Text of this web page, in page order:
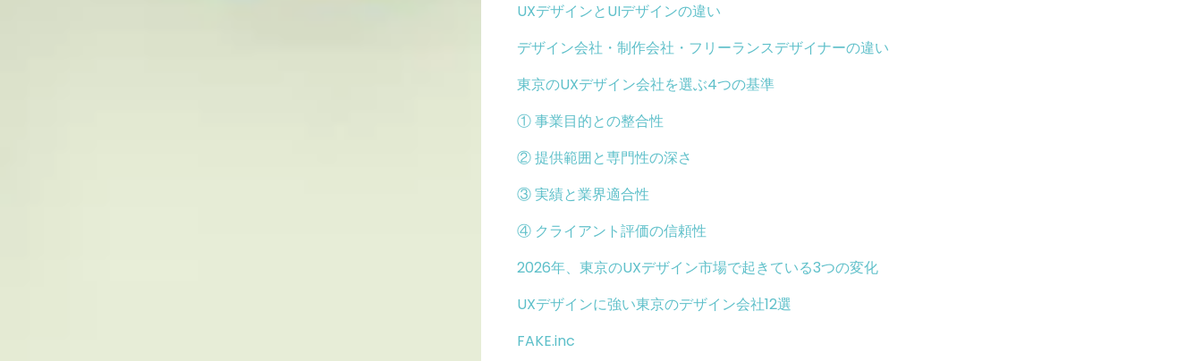
UXデザインとUIデザインの違い
デザイン会社・制作会社・フリーランスデザイナーの違い
東京のUXデザイン会社を選ぶ4つの基準
① 事業目的との整合性
② 提供範囲と専門性の深さ
③ 実績と業界適合性
④ クライアント評価の信頼性
2026年、東京のUXデザイン市場で起きている3つの変化
UXデザインに強い東京のデザイン会社12選
FAKE.inc